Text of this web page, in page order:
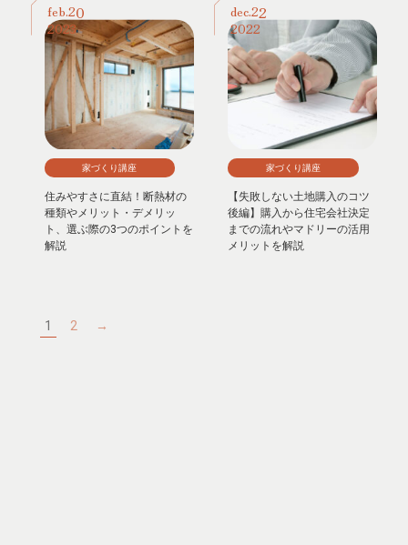
feb. 20
2023
家づくり講座
住みやすさに直結！断熱材の
種類やメリット・デメリッ
ト、選ぶ際の3つのポイントを
解説
dec. 22
2022
家づくり講座
【失敗しない土地購入のコツ
後編】購入から住宅会社決定
までの流れやマドリーの活用
メリットを解説
1 2 →